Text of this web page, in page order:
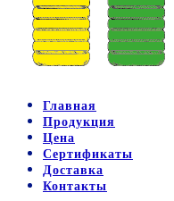
Главная
Продукция
Цена
Сертификаты
Доставка
Контакты